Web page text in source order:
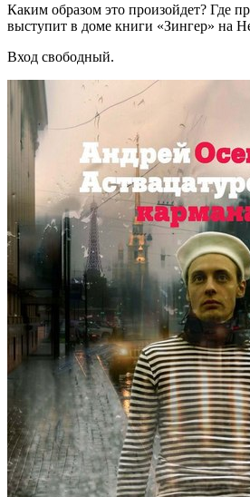
Каким образом это произойдет? Где
выступит в доме книги «Зингер» на
Вход свободный.